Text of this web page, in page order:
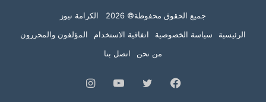
جميع الحقوق محفوظة© 2026 الكرامة نيوز
الرئيسية
سياسة الخصوصية اتفاقية الاستخدام
المؤلفون والمحررون
من نحن
اتصل بنا
فيسبوك تويتر يوتيوبانستقرام